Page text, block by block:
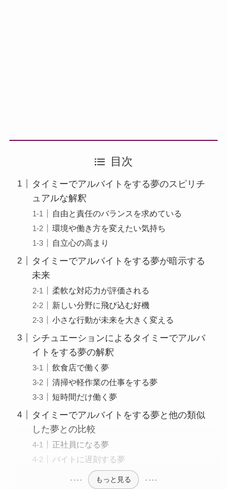
目次
タイミーでアルバイトをする夢のスピリチ
ュアルな解釈
自由と責任のバランスを求めている
環境や働き方を変えたい気持ち
自立心の高まり
タイミーでアルバイトをする夢が暗示する
未来
柔軟な対応力が評価される
新しい分野に飛び込む好機
小さな行動が未来を大きく変える
シチュエーションによるタイミーでアルバ
イトをする夢の解釈
飲食店で働く夢
清掃や軽作業の仕事をする夢
短時間だけ働く夢
タイミーでアルバイトをする夢と他の類似
した夢との比較
正社員になる夢
バイトに遅刻する夢
もっと見る